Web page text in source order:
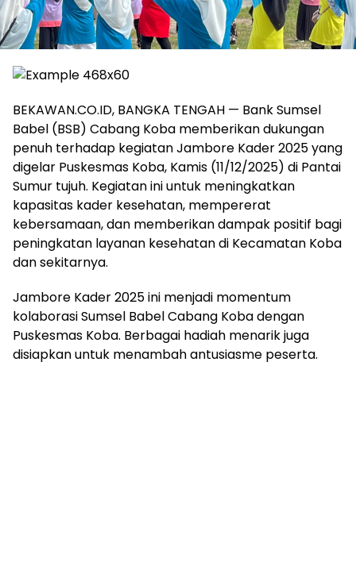
BEKAWAN.CO.ID, BANGKA TENGAH — Bank Sumsel
Babel (BSB) Cabang Koba memberikan dukungan
penuh terhadap kegiatan Jambore Kader 2025 yang
digelar Puskesmas Koba, Kamis (11/12/2025) di Pantai
Sumur tujuh. Kegiatan ini untuk meningkatkan
kapasitas kader kesehatan, mempererat
kebersamaan, dan memberikan dampak positif bagi
peningkatan layanan kesehatan di Kecamatan Koba
dan sekitarnya.
Jambore Kader 2025 ini menjadi momentum
kolaborasi Sumsel Babel Cabang Koba dengan
Puskesmas Koba. Berbagai hadiah menarik juga
disiapkan untuk menambah antusiasme peserta.